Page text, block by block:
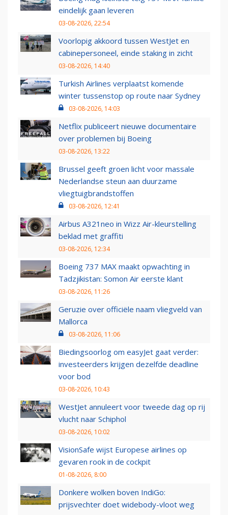
eindelijk gaan leveren
03-08-2026, 22:54
Voorlopig akkoord tussen WestJet en
cabinepersoneel, einde staking in zicht
03-08-2026, 14:40
Turkish Airlines verplaatst komende
winter tussenstop op route naar Sydney
03-08-2026, 14:03
Netflix publiceert nieuwe documentaire
over problemen bij Boeing
03-08-2026, 13:22
Brussel geeft groen licht voor massale
Nederlandse steun aan duurzame
vliegtuigbrandstoffen
03-08-2026, 12:41
Airbus A321neo in Wizz Air-kleurstelling
beklad met graffiti
03-08-2026, 12:34
Boeing 737 MAX maakt opwachting in
Tadzjikistan: Somon Air eerste klant
03-08-2026, 11:26
Geruzie over officiële naam vliegveld van
Mallorca
03-08-2026, 11:06
Biedingsoorlog om easyJet gaat verder:
investeerders krijgen dezelfde deadline
voor bod
03-08-2026, 10:43
WestJet annuleert voor tweede dag op rij
vlucht naar Schiphol
03-08-2026, 10:02
VisionSafe wijst Europese airlines op
gevaren rook in de cockpit
01-08-2026, 8:00
Donkere wolken boven IndiGo:
prijsvechter doet widebody-vloot weg